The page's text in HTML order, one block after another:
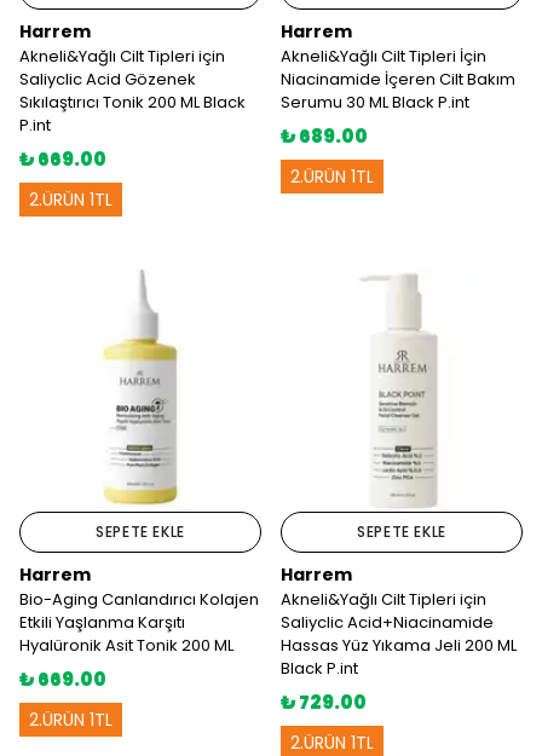
Harrem
Akneli&Yağlı Cilt Tipleri için
Saliyclic Acid Gözenek
Sıkılaştırıcı Tonik 200 ML Black
P.int
₺ 669.00
2.ÜRÜN 1TL
Harrem
Akneli&Yağlı Cilt Tipleri İçin
Niacinamide İçeren Cilt Bakım
Serumu 30 ML Black P.int
₺ 689.00
2.ÜRÜN 1TL
SEPETE EKLE
Harrem
Bio-Aging Canlandırıcı Kolajen
Etkili Yaşlanma Karşıtı
Hyalüronik Asit Tonik 200 ML
₺ 669.00
2.ÜRÜN 1TL
SEPETE EKLE
Harrem
Akneli&Yağlı Cilt Tipleri için
Saliyclic Acid+Niacinamide
Hassas Yüz Yıkama Jeli 200 ML
Black P.int
₺ 729.00
2.ÜRÜN 1TL